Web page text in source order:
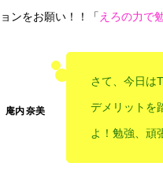
ョンをお願い！！「 えろの力で
さて、今日は
デメリットを
よ！勉強、頑